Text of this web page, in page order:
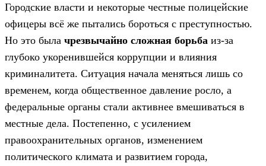
Городские власти и некоторые честные полицейские
офицеры всё же пытались бороться с преступностью.
Но это была чрезвычайно сложная борьба из-за
глубоко укоренившейся коррупции и влияния
криминалитета. Ситуация начала меняться лишь со
временем, когда общественное давление росло, а
федеральные органы стали активнее вмешиваться в
местные дела. Постепенно, с усилением
правоохранительных органов, изменением
политического климата и развитием города,